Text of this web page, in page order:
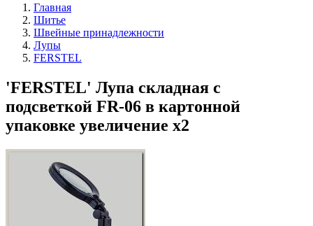
Главная
Шитье
Швейные принадлежности
Лупы
FERSTEL
'FERSTEL' Лупа складная с
подсветкой FR-06 в картонной
упаковке увеличение х2